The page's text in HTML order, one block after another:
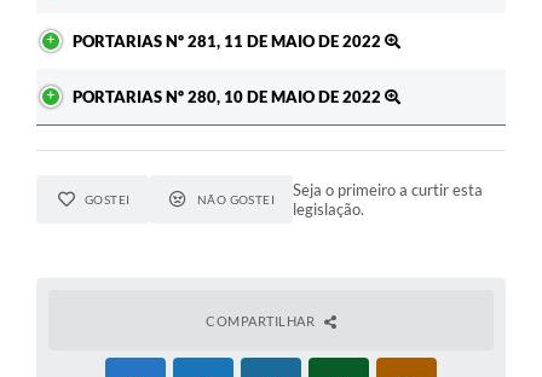
PORTARIAS Nº 281, 11 DE MAIO DE 2022
PORTARIAS Nº 280, 10 DE MAIO DE 2022
GOSTEI NÃO GOSTEI
Seja o primeiro a curtir esta
legislação.
COMPARTILHAR